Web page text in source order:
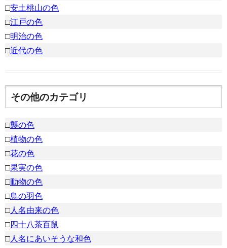
□安土桃山の色
□江戸の色
□明治の色
□近代の色
その他のカテゴリ
□襲の色
□植物の色
□花の色
□果実の色
□動物の色
□鳥の羽色
□人名由来の色
□四十八茶百鼠
□人名にあいそうな和色